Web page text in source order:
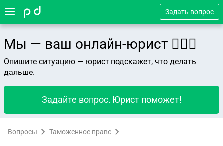
Задать вопрос
Мы — ваш онлайн-юрист 👨🏻‍⚖️
Опишите ситуацию — юрист подскажет, что делать
дальше.
Задайте вопрос. Юрист поможет!
Вопросы Таможенное право